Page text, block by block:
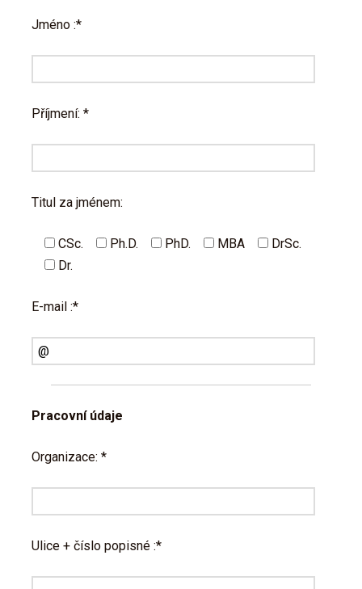
Jméno :*
Příjmení: *
Titul za jménem:
CSc. Ph.D. PhD. MBA
DrSc.
Dr.
E-mail :*
Pracovní údaje
Organizace: *
Ulice + číslo popisné :*